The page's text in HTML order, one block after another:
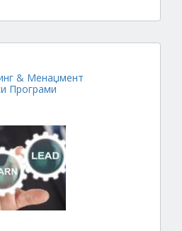
& Менаџмент
Програми